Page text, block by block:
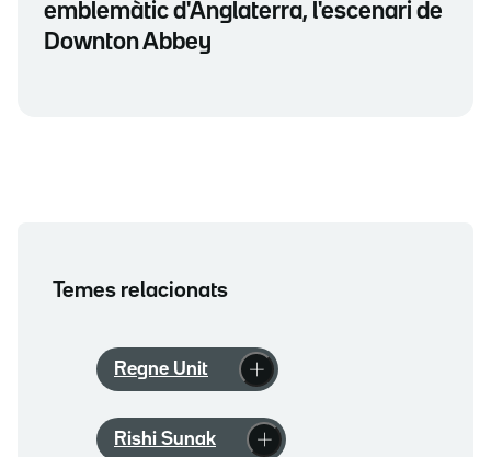
emblemàtic d'Anglaterra, l'escenari de
Downton Abbey
Temes relacionats
Regne Unit
Rishi Sunak